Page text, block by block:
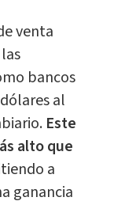
venta
bancos
al
Este
alto que
a
ganancia